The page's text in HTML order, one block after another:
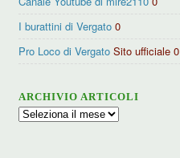
I burattini di Vergato 0
Pro Loco di Vergato Sito ufficiale 0
ARCHIVIO ARTICOLI
Archivio